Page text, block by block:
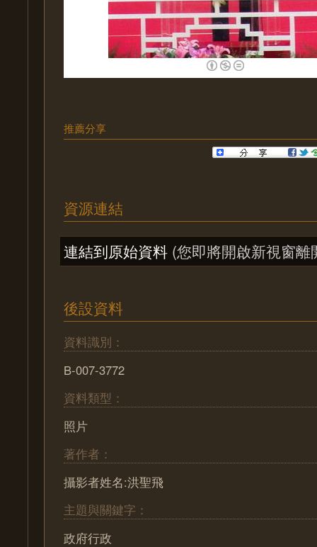
推薦分享
資源連結
連結到原始資料 (您即將開啟新視窗離
後設資料
資料識別：
B-007-3772
資料類型：
照片
著作者：
攝影者姓名:洪聖飛
主題與關鍵字：
政府行政